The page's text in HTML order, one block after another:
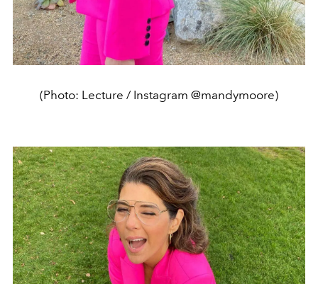
(Photo: Lecture / Instagram @mandymoore)